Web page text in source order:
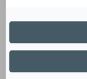
Aloe